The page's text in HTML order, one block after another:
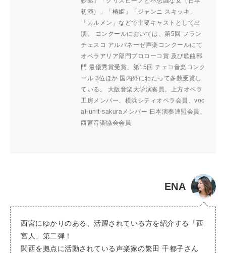
初演）」「椿姫」「ジャンニ スキッキ」
「カルメン」などで主要キャストとして出
演。 コンクールにおいては、第5回 フラン
チェスコ アルバネーゼ声楽コンクールにて
オペラアリア部門プロローコ賞 及び歌曲部
門 最優秀賞受賞、第15回 チェコ音楽コンク
ール 3位ほか 国内外にわたって多数受賞し
ている。 大阪音楽大学演奏員、上方オペラ
工房メンバー、横浜シティオペラ会員、voc
al-unit-sakuraメンバー 日本演奏連盟会員、
西宮音楽協会会員
ENA
西宮にゆかりのある、活躍されている方を紹介する「西
宮人」第二弾！
関西を拠点に活動されている声楽家の繁田 千都子さん